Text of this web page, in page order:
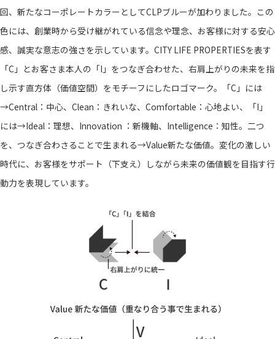
回、新たなコーポレートカラーとしてCLPブルーが加わりました。この
色には、創業時から受け継がれている信念や理念、お客様に対する安心
感、誠実な意志の強さを示しています。CITY LIFE PROPERTIESを表す
「C」とお客さま本人の「I」をつなぎ合わせた、右肩上がりの未来を指
し示す直方体（価値空間）をモチーフにしたロゴマーク。「C」には
→Central：中心、Clean：きれいな、Comfortable：心地よい、「I」
には→Ideal：理想、Innovation ：新機軸、Intelligence：知性。二つ
を、つなぎ合わさることで生まれる→Value新たな価値。変化の激しい
時代に、お客様をサポート（下支え）しながら未来の価値観を目指す行
動力を表現しています。